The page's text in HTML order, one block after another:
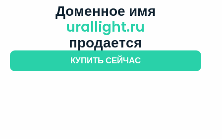
Доменное имя
urallight.ru
продается
КУПИТЬ СЕЙЧАС